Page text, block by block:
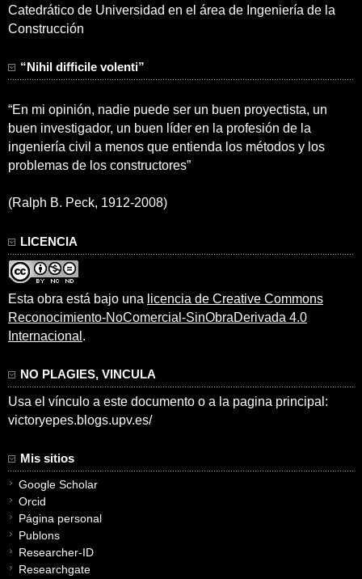
Catedrático de Universidad en el área de Ingeniería de la
Construcción
“Nihil difficile volenti”
“En mi opinión, nadie puede ser un buen proyectista, un
buen investigador, un buen líder en la profesión de la
ingeniería civil a menos que entienda los métodos y los
problemas de los constructores”
(Ralph B. Peck, 1912-2008)
LICENCIA
Esta obra está bajo una licencia de Creative Commons
Reconocimiento-NoComercial-SinObraDerivada 4.0
Internacional .
NO PLAGIES, VINCULA
Usa el vínculo a este documento o a la pagina principal:
victoryepes.blogs.upv.es/
Mis sitios
Google Scholar
Orcid
Página personal
Publons
Researcher-ID
Researchgate